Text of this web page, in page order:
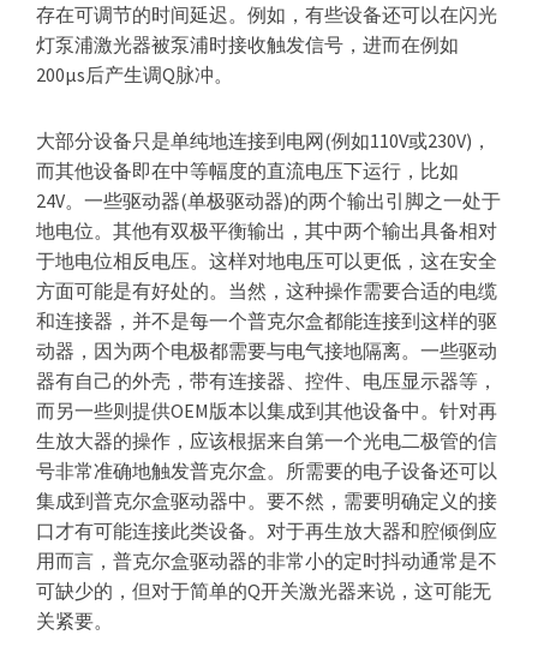
存在可调节的时间延迟。例如，有些设备还可以在闪光
灯泵浦激光器被泵浦时接收触发信号，进而在例如
200μs后产生调Q脉冲。
大部分设备只是单纯地连接到电网(例如110V或230V)，
而其他设备即在中等幅度的直流电压下运行，比如
24V。一些驱动器(单极驱动器)的两个输出引脚之一处于
地电位。其他有双极平衡输出，其中两个输出具备相对
于地电位相反电压。这样对地电压可以更低，这在安全
方面可能是有好处的。当然，这种操作需要合适的电缆
和连接器，并不是每一个普克尔盒都能连接到这样的驱
动器，因为两个电极都需要与电气接地隔离。一些驱动
器有自己的外壳，带有连接器、控件、电压显示器等，
而另一些则提供OEM版本以集成到其他设备中。针对再
生放大器的操作，应该根据来自第一个光电二极管的信
号非常准确地触发普克尔盒。所需要的电子设备还可以
集成到普克尔盒驱动器中。要不然，需要明确定义的接
口才有可能连接此类设备。对于再生放大器和腔倾倒应
用而言，普克尔盒驱动器的非常小的定时抖动通常是不
可缺少的，但对于简单的Q开关激光器来说，这可能无
关紧要。